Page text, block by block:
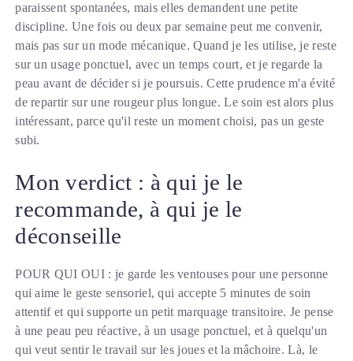
paraissent spontanées, mais elles demandent une petite
discipline. Une fois ou deux par semaine peut me convenir,
mais pas sur un mode mécanique. Quand je les utilise, je reste
sur un usage ponctuel, avec un temps court, et je regarde la
peau avant de décider si je poursuis. Cette prudence m'a évité
de repartir sur une rougeur plus longue. Le soin est alors plus
intéressant, parce qu'il reste un moment choisi, pas un geste
subi.
Mon verdict : à qui je le
recommande, à qui je le
déconseille
POUR QUI OUI : je garde les ventouses pour une personne
qui aime le geste sensoriel, qui accepte 5 minutes de soin
attentif et qui supporte un petit marquage transitoire. Je pense
à une peau peu réactive, à un usage ponctuel, et à quelqu'un
qui veut sentir le travail sur les joues et la mâchoire. Là, le